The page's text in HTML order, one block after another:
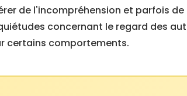
de l'incompréhension et parfois
concernant le regard des
certains comportements.